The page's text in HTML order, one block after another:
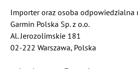
Importer oraz osoba odpowiedzialna
Garmin Polska Sp. z o.o.
Al. Jerozolimskie 181
02-222 Warszawa, Polska